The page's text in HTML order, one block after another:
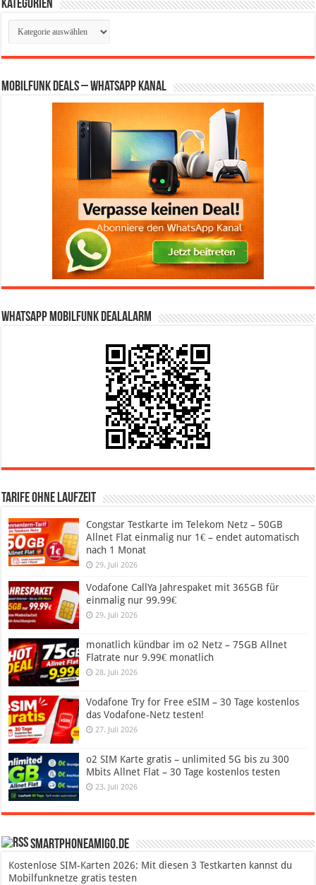
Kategorien
Kategorien
Mobilfunk Deals – WhatsApp Kanal
WhatsApp Mobilfunk DealAlarm
Tarife ohne Laufzeit
Congstar Testkarte im Telekom Netz – 50GB
Allnet Flat einmalig nur 1€ – endet automatisch
nach 1 Monat
29. Juli 2026
Vodafone CallYa Jahrespaket mit 365GB für
einmalig nur 99.99€
29. Juli 2026
monatlich kündbar im o2 Netz – 75GB Allnet
Flatrate nur 9.99€ monatlich
28. Juli 2026
Vodafone Try for Free eSIM – 30 Tage kostenlos
das Vodafone-Netz testen!
27. Juli 2026
o2 SIM Karte gratis – unlimited 5G bis zu 300
Mbits Allnet Flat – 30 Tage kostenlos testen
23. Juli 2026
SmartphoneAmigo.de
Kostenlose SIM-Karten 2026: Mit diesen 3 Testkarten kannst du
Mobilfunknetze gratis testen